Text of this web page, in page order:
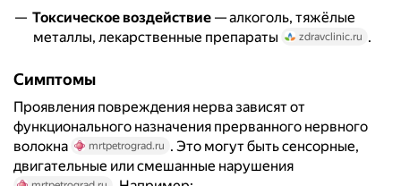
Токсическое воздействие — алкоголь, тяжёлые
металлы, лекарственные препараты
zdravclinic.ru .
Симптомы
Проявления повреждения нерва зависят от
функционального назначения прерванного нервного
волокна
mrtpetrograd.ru . Это могут быть сенсорные,
двигательные или смешанные нарушения